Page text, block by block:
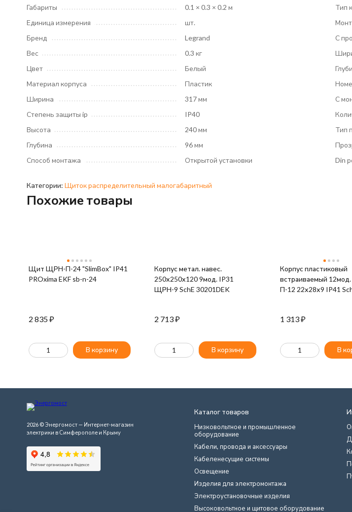
Габариты
0.1 × 0.3 × 0.2 м
Единица измерения
шт.
Бренд
Legrand
Вес
0.3 кг
Цвет
Белый
Материал корпуса
Пластик
Ширина
317 мм
Степень защиты ip
IP40
Высота
240 мм
Глубина
96 мм
Способ монтажа
Открытой установки
Тип
С
С
Тип
Din
Категории: Щиток распределительный малогабаритный
Похожие товары
Щит ЩРН-П-24 "SlimBox" IP41
PROxima EKF sb-n-24
2 835₽
В корзину
Корпус метал. навес.
250х250х120 9мод. IP31
ЩРН-9 SchE 30201DEK
2 713₽
В корзину
Корпус пластиковый
встраиваемый
П-12 22х28х9 IP41
1 313₽
В
2026 © Энергомост — Интернет-магазин
электрики в Симферополе и Крыму
Каталог товаров
Низковольтное и промышленное
оборудование
Кабели, провода и аксессуары
Кабеленесущие системы
Освещение
Изделия для электромонтажа
Электроустановочные изделия
Высоковольтное и щитовое оборудование